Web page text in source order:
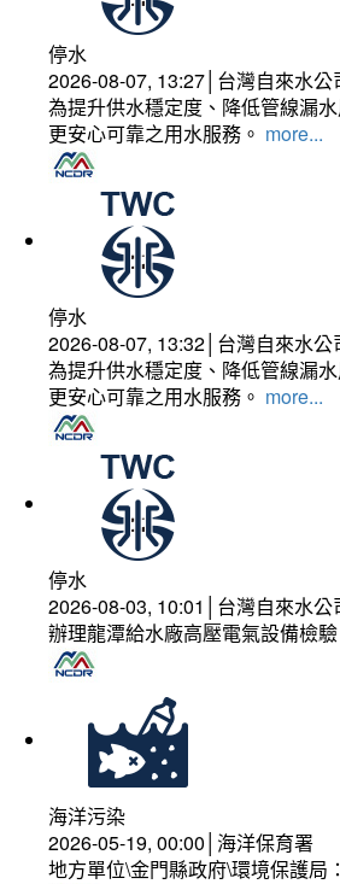
停水
2026-08-07, 13:27│台灣自來水公
為提升供水穩定度、降低管線漏
更安心可靠之用水服務。 more...
停水
2026-08-07, 13:32│台灣自來水公
為提升供水穩定度、降低管線漏
更安心可靠之用水服務。 more...
停水
2026-08-03, 10:01│台灣自來水公
辦理龍潭給水廠高壓電氣設備檢
海洋污染
2026-05-19, 00:00│海洋保育署
地方單位\金門縣政府\環境保護